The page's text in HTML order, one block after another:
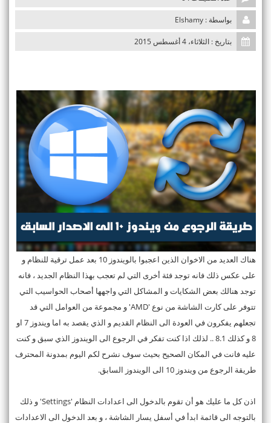
بواسطة : Elshamy
بتاريخ : الثلاثاء، 4 أغسطس 2015
هناك العديد من الاخوان الذين اعجبوا بالويندوز 10 بعد عمل ترقية للنظام و
على عكس ذلك فانه توجد فئة أخرى التي لم تعجب بهذا النظام الجديد ، فانه
توجد هنالك بعض الشكايات و المشاكل التي واجهها أصحاب الحواسيب التي
تتوفر على كارت الشاشة من نوع 'AMD' و مجموعة من العوامل التي قد
تجعلهم يفكرون في العودة الى النظام القديم و الذي يقصد به اما ويندوز 7 او
8 و كذلك 8.1 .. لذلك اذا كنت تفكر في الرجوع الى الويندوز الذي سبق و كنت
عليه فانت في المكان الصحيح بحيث سوف نشرح لكم اليوم بمدونة المحترف
طريقة الرجوع من ويندوز 10 الى الويندوز السابق.
اذن كل ما عليك هو أن تقوم بالدخول الى اعدادات النظام 'Settings' و ذلك
بالتوجه الى قائمة ابدأ في أسفل يسار الشاشة ، و بعد الدخول الى الاعدادات